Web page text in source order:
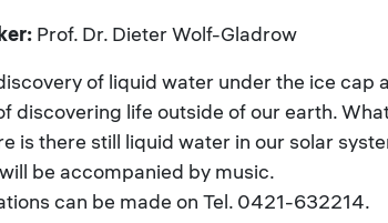
Prof. Dr. Dieter Wolf-Gladrow
of liquid water under the ice cap
discovering life outside of our earth.
is there still liquid water in our solar
be accompanied by music.
can be made on Tel. 0421-632214.